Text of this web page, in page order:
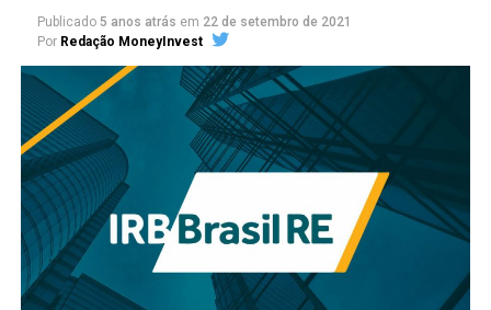
Publicado 5 anos atrás em 22 de setembro de 2021
Por Redação MoneyInvest